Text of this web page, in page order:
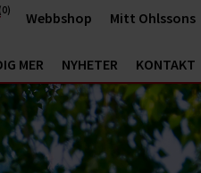
MER NYHETER KONTAKT
(0) Webbshop Mitt Ohlssons